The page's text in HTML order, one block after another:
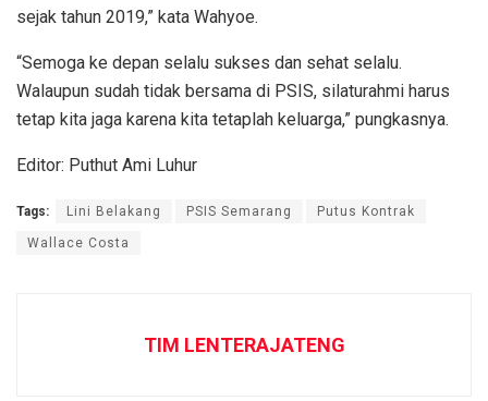
sejak tahun 2019,” kata Wahyoe.
“Semoga ke depan selalu sukses dan sehat selalu.
Walaupun sudah tidak bersama di PSIS, silaturahmi harus
tetap kita jaga karena kita tetaplah keluarga,” pungkasnya.
Editor: Puthut Ami Luhur
Tags: Lini Belakang PSIS Semarang Putus Kontrak
Wallace Costa
TIM LENTERAJATENG